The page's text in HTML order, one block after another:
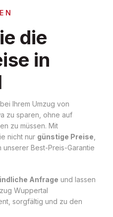
die
in
Ihrem Umzug von
zu sparen, ohne auf
zu müssen. Mit
nicht nur günstige Preise
Best-Preis-Garantie
Anfrage und lassen
Wuppertal
sorgfältig und zu den